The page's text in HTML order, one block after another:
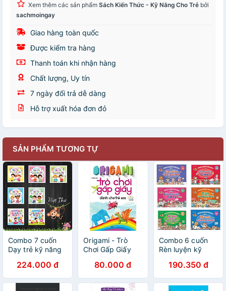
Xem thêm các sản phẩm Sách Kiến Thức - Kỹ Năng Cho Trẻ bởi
sachmoingay
Giao hàng toàn quốc
Được kiểm tra hàng
Thanh toán khi nhận hàng
Chất lượng, Uy tín
7 ngày đổi trả dễ dàng
Hỗ trợ xuất hóa đơn đỏ
SẢN PHẨM TƯƠNG TỰ
Combo 7 cuốn
Dạy trẻ kỹ năng
triển IQ bồi
dưỡng tư duy
(VT)
224.000 đ
Origami - Trò
Chơi Gấp Giấy
- Tập 2
80.000 đ
Combo 6 cuốn
Rèn luyện kỹ
trẻ - Em học
quản lý tài chính
+ Bookmark
190.350 đ